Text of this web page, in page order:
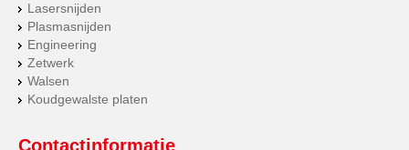
Lasersnijden
Plasmasnijden
Engineering
Zetwerk
Walsen
Koudgewalste platen
Contactinformatie